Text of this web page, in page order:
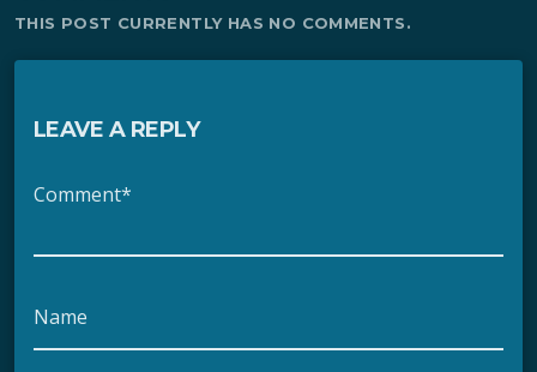
THIS POST CURRENTLY HAS NO COMMENTS.
LEAVE A REPLY
Comment*
Name